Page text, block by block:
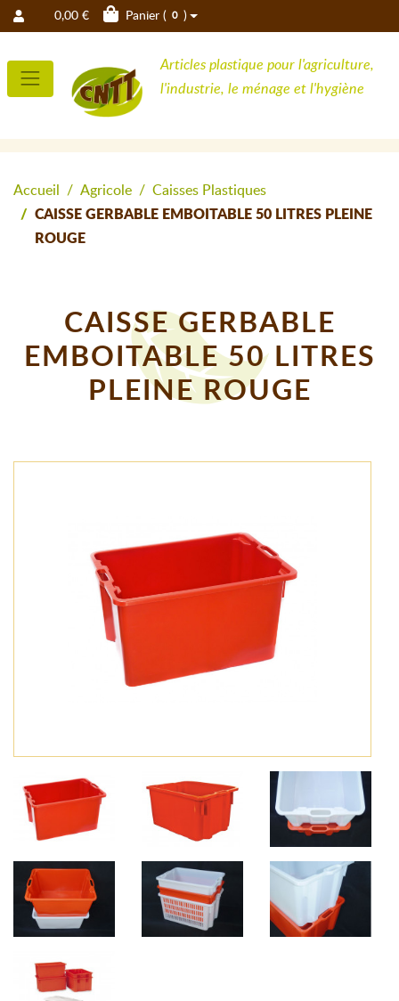
0,00 € Panier ( 0 )
Articles plastique pour l'agriculture,
l'industrie, le ménage et l'hygiène
Accueil Agricole
Caisses Plastiques
CAISSE GERBABLE EMBOITABLE 50 LITRES PLEINE
ROUGE
CAISSE GERBABLE
EMBOITABLE 50 LITRES
PLEINE ROUGE